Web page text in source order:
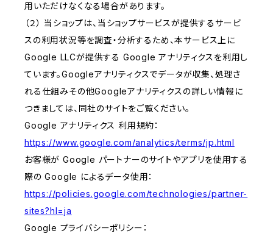
用いただけなくなる場合があります。
（２） 当ショップは、当ショップサービスが提供するサービ
スの利用状況等を調査・分析するため、本サービス上に
Google LLCが提供する Google アナリティクスを利用し
ています。Googleアナリティクスでデータが収集、処理さ
れる仕組みその他Googleアナリティクスの詳しい情報に
つきましては、同社のサイトをご覧ください。
Google アナリティクス 利用規約：
https://www.google.com/analytics/terms/jp.html
お客様が Google パートナーのサイトやアプリを使用する
際の Google によるデータ使用：
https://policies.google.com/technologies/partner-
sites?hl=ja
Google プライバシーポリシー：